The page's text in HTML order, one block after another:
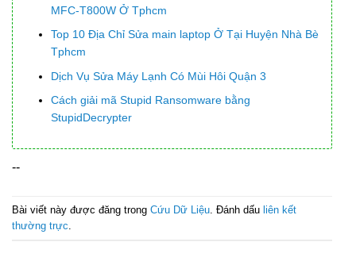
MFC-T800W Ở Tphcm
Top 10 Địa Chỉ Sửa main laptop Ở Tại Huyện Nhà Bè
Tphcm
Dịch Vụ Sửa Máy Lạnh Có Mùi Hôi Quận 3
Cách giải mã Stupid Ransomware bằng
StupidDecrypter
--
Bài viết này được đăng trong Cứu Dữ Liệu . Đánh dấu liên kết
thường trực